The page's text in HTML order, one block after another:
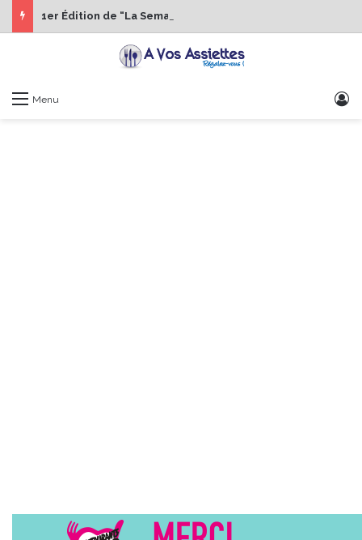
Menu